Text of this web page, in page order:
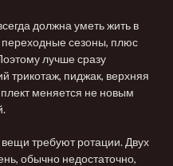
должна уметь жить в
переходные сезоны, плюс
лучше сразу
трикотаж, пиджак, верхняя
меняется не новым
требуют ротации. Двух
обычно недостаточно,